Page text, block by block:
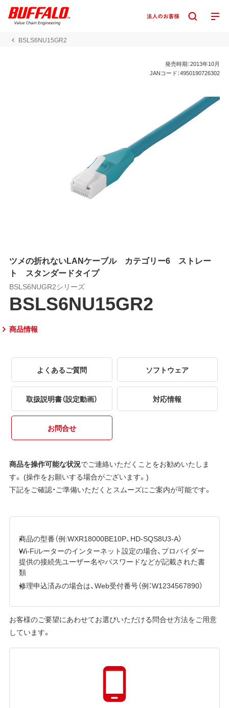
BSLS6NU15GR2
発売時期：2013年10月
JANコード：4950190726302
ツメの折れないLANケーブル カテゴリー6 ストレー
ト スタンダードタイプ
BSLS6NUGR2シリーズ
BSLS6NU15GR2
商品情報
よくあるご質問 ソフトウェア
取扱説明書（設定動画） 対応情報
お問合せ
商品を操作可能な状況でご連絡いただくことをお勧めいたしま
す。 (操作をお願いする場合がございます。)
下記をご確認・ご準備いただくとスムーズにご案内が可能です。
商品の型番（例:WXR18000BE10P、HD-SQS8U3-A）
Wi-Fiルーターのインターネット設定の場合、プロバイダー
提供の接続先ユーザー名やパスワードなどが記載された書
類
修理申込済みの場合は、Web受付番号（例：W1234567890）
お客様のご要望にあわせてお選びいただける問合せ方法をご用意
しています。